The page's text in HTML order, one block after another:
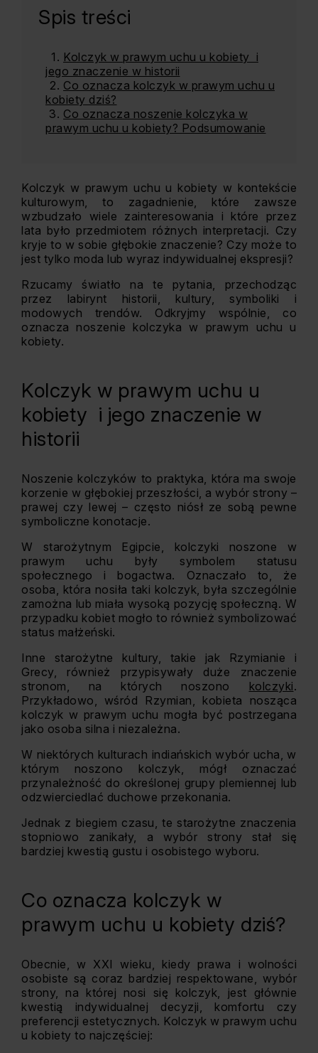
Spis treści
Kolczyk w prawym uchu u kobiety i
jego znaczenie w historii
Co oznacza kolczyk w prawym uchu u
kobiety dziś?
Co oznacza noszenie kolczyka w
prawym uchu u kobiety? Podsumowanie
Kolczyk w prawym uchu u kobiety w kontekście
kulturowym, to zagadnienie, które zawsze
wzbudzało wiele zainteresowania i które przez
lata było przedmiotem różnych interpretacji. Czy
kryje to w sobie głębokie znaczenie? Czy może to
jest tylko moda lub wyraz indywidualnej ekspresji?
Rzucamy światło na te pytania, przechodząc
przez labirynt historii, kultury, symboliki i
modowych trendów. Odkryjmy wspólnie, co
oznacza noszenie kolczyka w prawym uchu u
kobiety.
Kolczyk w prawym uchu u
kobiety i jego znaczenie w
historii
Noszenie kolczyków to praktyka, która ma swoje
korzenie w głębokiej przeszłości, a wybór strony –
prawej czy lewej – często niósł ze sobą pewne
symboliczne konotacje.
W starożytnym Egipcie, kolczyki noszone w
prawym uchu były symbolem statusu
społecznego i bogactwa. Oznaczało to, że
osoba, która nosiła taki kolczyk, była szczególnie
zamożna lub miała wysoką pozycję społeczną. W
przypadku kobiet mogło to również symbolizować
status małżeński.
Inne starożytne kultury, takie jak Rzymianie i
Grecy, również przypisywały duże znaczenie
stronom, na których noszono kolczyki.
Przykładowo, wśród Rzymian, kobieta nosząca
kolczyk w prawym uchu mogła być postrzegana
jako osoba silna i niezależna.
W niektórych kulturach indiańskich wybór ucha, w
którym noszono kolczyk, mógł oznaczać
przynależność do określonej grupy plemiennej lub
odzwierciedlać duchowe przekonania.
Jednak z biegiem czasu, te starożytne znaczenia
stopniowo zanikały, a wybór strony stał się
bardziej kwestią gustu i osobistego wyboru.
Co oznacza kolczyk w
prawym uchu u kobiety dziś?
Obecnie, w XXI wieku, kiedy prawa i wolności
osobiste są coraz bardziej respektowane, wybór
strony, na której nosi się kolczyk, jest głównie
kwestią indywidualnej decyzji, komfortu czy
preferencji estetycznych. Kolczyk w prawym uchu
u kobiety to najczęściej: